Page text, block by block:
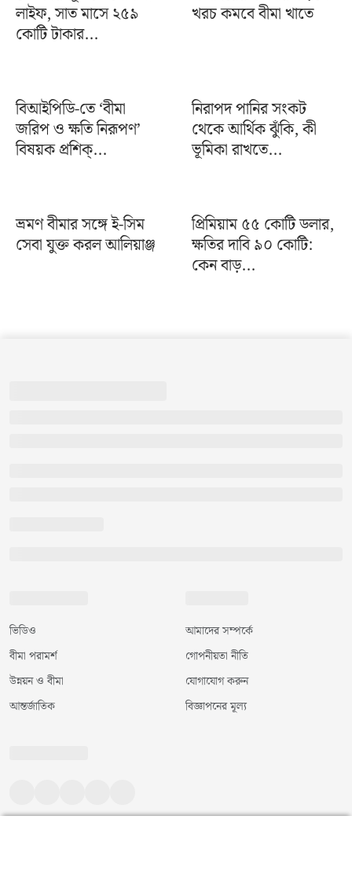
লাইফ, সাত মাসে ২৫৯
কোটি টাকার...
খরচ কমবে বীমা খাতে
বিআইপিডি-তে ‘বীমা
জরিপ ও ক্ষতি নিরূপণ’
বিষয়ক প্রশিক্...
নিরাপদ পানির সংকট
থেকে আর্থিক ঝুঁকি, কী
ভূমিকা রাখতে...
ভ্রমণ বীমার সঙ্গে ই-সিম
সেবা যুক্ত করল আলিয়াঞ্জ
প্রিমিয়াম ৫৫ কোটি ডলার,
ক্ষতির দাবি ৯০ কোটি:
কেন বাড়...
ভিডিও
বীমা পরামর্শ
উন্নয়ন ও বীমা
আন্তর্জাতিক
আমাদের সম্পর্কে
গোপনীয়তা নীতি
যোগাযোগ করুন
বিজ্ঞাপনের মূল্য